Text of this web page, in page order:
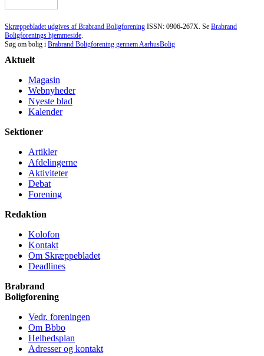
Skræppebladet udgives af Brabrand Boligforening ISSN: 0906-267X. Se Brabrand
Boligforenings hjemmeside
Søg om bolig i Brabrand Boligforening gennem AarhusBolig
Aktuelt
Magasin
Webnyheder
Nyeste blad
Kalender
Sektioner
Artikler
Afdelingerne
Aktiviteter
Debat
Forening
Redaktion
Kolofon
Kontakt
Om Skræppe­bladet
Deadlines
Brabrand
Bolig­forening
Vedr. foreningen
Om Bbbo
Helheds­plan
Adresser og kontakt